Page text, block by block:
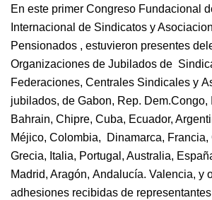
En este primer Congreso Fundacional
Internacional de Sindicatos y
Pensionados , estuvieron presentes
Organizaciones de Jubilados de
Federaciones, Centrales Sindicales y
jubilados, de Gabon, Rep. Dem.Congo,
Bahrain, Chipre, Cuba, Ecuador,
Méjico, Colombia, Dinamarca, Francia,
Grecia, Italia, Portugal, Australia,
Madrid, Aragón, Andalucía. Valencia, y
adhesiones recibidas de